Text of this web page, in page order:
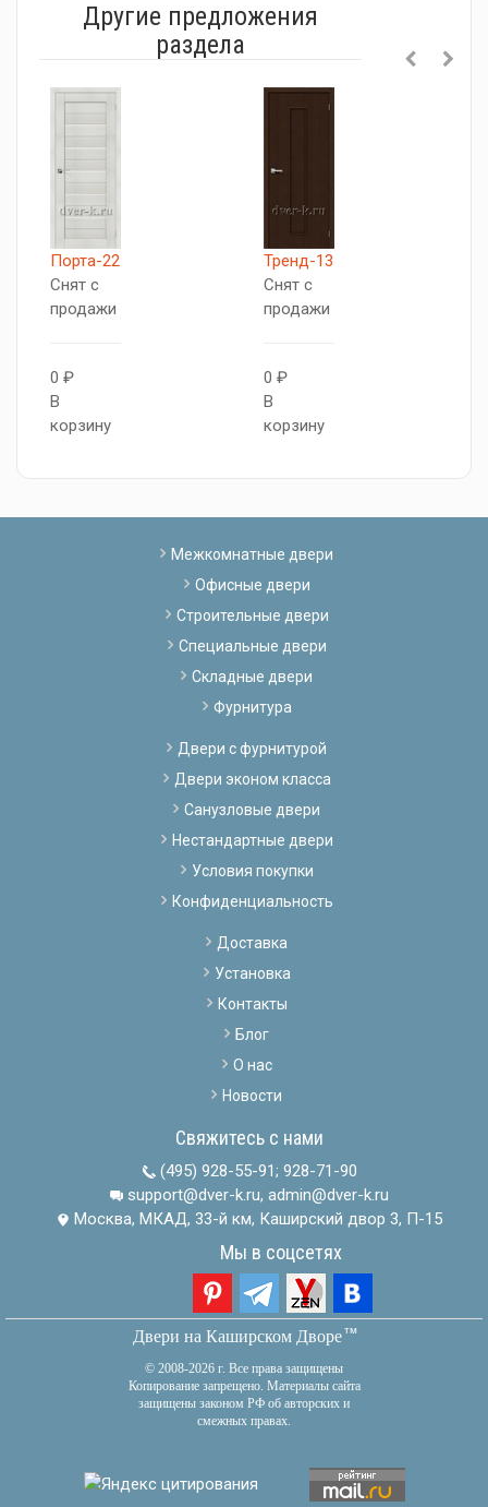
Другие предложения
раздела
Порта-22
Снят с
продажи
0 ₽
В
корзину
Тренд-13
Снят с
продажи
0 ₽
В
корзину
Межкомнатные двери
Офисные двери
Строительные двери
Специальные двери
Складные двери
Фурнитура
Двери с фурнитурой
Двери эконом класса
Санузловые двери
Нестандартные двери
Условия покупки
Конфиденциальность
Доставка
Установка
Контакты
Блог
О нас
Новости
Свяжитесь с нами
(495) 928-55-91; 928-71-90
support@dver-k.ru, admin@dver-k.ru
Москва, МКАД, 33-й км, Каширский двор 3, П-15
Мы в соцсетях
Двери на Каширском Дворетм
© 2008-2026 г. Все права защищены
Копирование запрещено. Материалы сайта
защищены законом РФ об авторских и
смежных правах.